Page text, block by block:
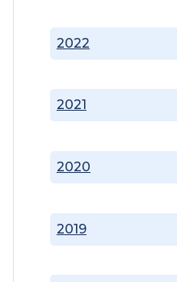
2019
2020
2021
2022